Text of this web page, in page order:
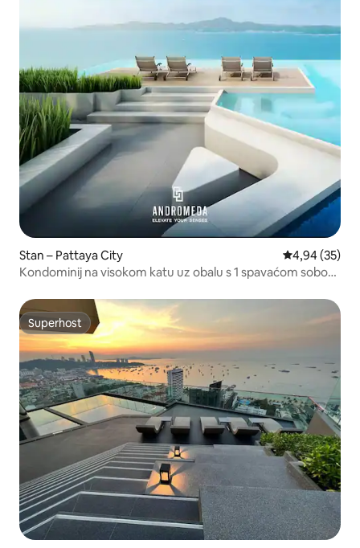
Stan – Pattaya City Prosječna
4,94 (35)
Kondominij na visokom katu uz obalu s 1 spavaćom sobom
Superhost
Superhost